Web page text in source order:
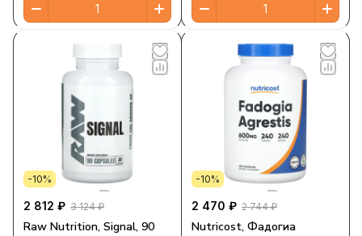
-10%
2 812 ₽ 3 124 ₽
Raw Nutrition, Signal, 90
-10%
2 470 ₽ 2 744 ₽
Nutricost, Фадогиа